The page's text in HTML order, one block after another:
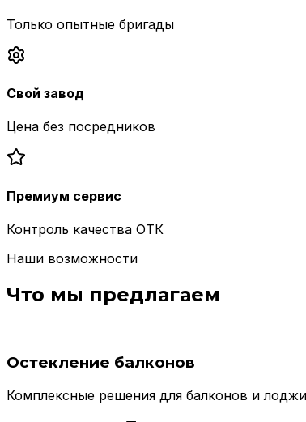
Только опытные бригады
Свой завод
Цена без посредников
Премиум сервис
Контроль качества ОТК
Наши возможности
Что мы предлагаем
Остекление балконов
Комплексные решения для балконов и